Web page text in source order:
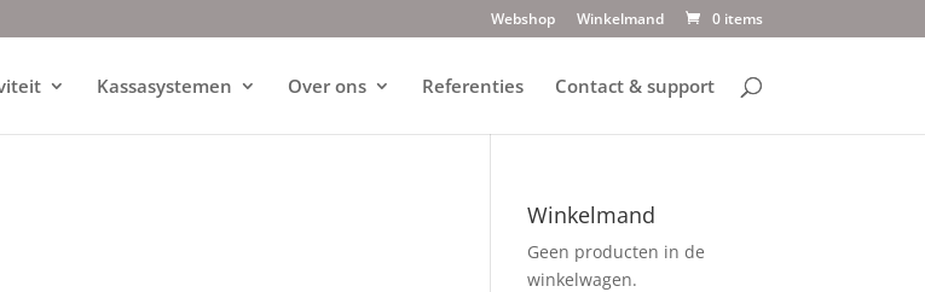
Webshop Winkelmand 0 items
Kassasystemen Over ons Referenties Contact & support
Winkelmand
Geen producten in de
winkelwagen.